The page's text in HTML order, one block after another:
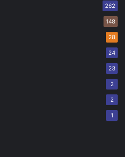
262
148
28
24
23
2
2
1